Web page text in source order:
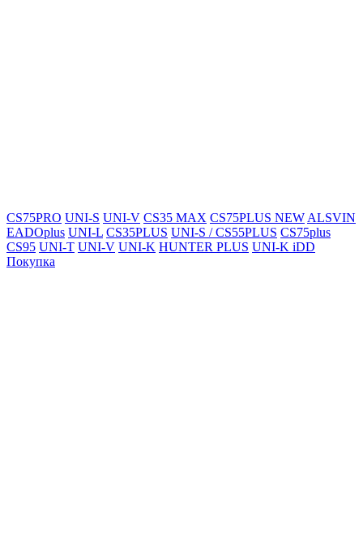
CS75PRO UNI-S UNI-V CS35 MAX CS75PLUS NEW ALSVIN
EADOplus UNI-L CS35PLUS UNI-S / CS55PLUS CS75plus
CS95 UNI-T UNI-V UNI-K HUNTER PLUS UNI-K iDD
Покупка